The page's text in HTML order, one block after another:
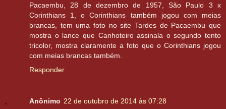
Pacaembu, 28 de dezembro de 1957, São Paulo 3 x
Corinthians 1, o Corinthians também jogou com meias
brancas, tem uma foto no site Tardes de Pacaembu que
mostra o lance que Canhoteiro assinala o segundo tento
tricolor, mostra claramente a foto que o Corinthians jogou
com meias brancas também.
Responder
Anônimo 22 de outubro de 2014 às 07:28